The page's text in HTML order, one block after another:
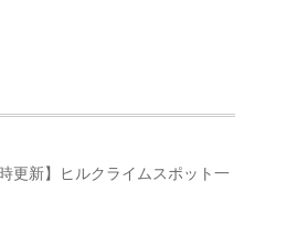
時更新】ヒルクライムスポット一